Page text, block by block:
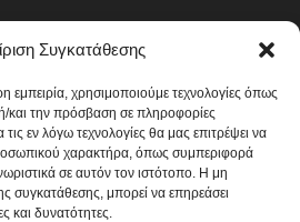
Συγκατάθεσης
εμπειρία, χρησιμοποιούμε τεχνολογίες όπως
και την πρόσβαση σε πληροφορίες
εν λόγω τεχνολογίες θα μας επιτρέψει να
χαρακτήρα, όπως συμπεριφορά
σε αυτόν τον ιστότοπο. Η μη
συγκατάθεσης, μπορεί να επηρεάσει
και δυνατότητες.
4487